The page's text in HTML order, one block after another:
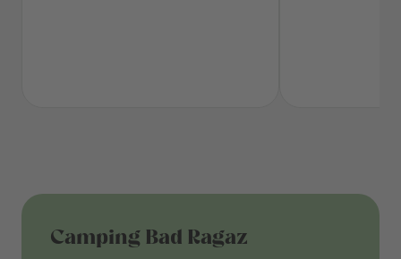
Camping Bad Ragaz